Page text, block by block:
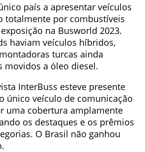
país a apresentar veículos
totalmente por combustíveis
na Busworld 2023.
haviam veículos híbridos,
turcas ainda
movidos a óleo diesel.
InterBuss esteve presente
único veículo de comunicação
uma cobertura amplamente
os destaques e os prêmios
O Brasil não ganhou